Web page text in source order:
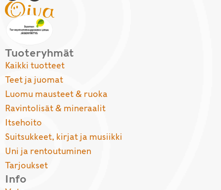
Tuoteryhmät
Kaikki tuotteet
Teet ja juomat
Luomu mausteet & ruoka
Ravintolisät & mineraalit
Itsehoito
Suitsukkeet, kirjat ja musiikki
Uni ja rentoutuminen
Tarjoukset
Info